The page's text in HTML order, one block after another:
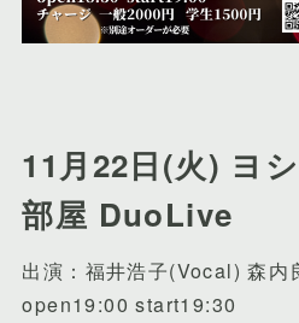
11月22日(火) ヨ
部屋 DuoLive
出演：福井浩子(Vocal) 森内
open19:00 start19:30